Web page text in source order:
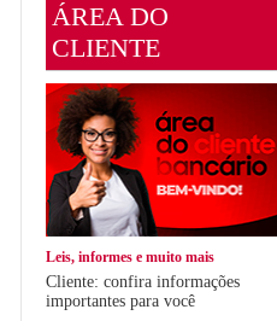
ÁREA DO
CLIENTE
Leis, informes e muito mais
Cliente: confira informações
importantes para você